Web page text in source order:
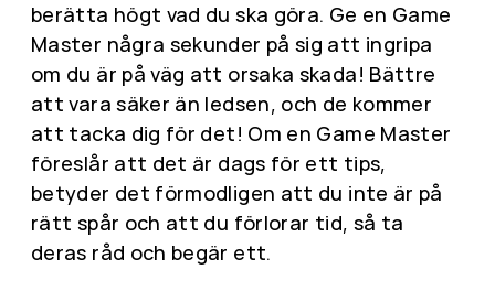
berätta högt vad du ska göra. Ge en Game
Master några sekunder på sig att ingripa
om du är på väg att orsaka skada! Bättre
att vara säker än ledsen, och de kommer
att tacka dig för det! Om en Game Master
föreslår att det är dags för ett tips,
betyder det förmodligen att du inte är på
rätt spår och att du förlorar tid, så ta
deras råd och begär ett.